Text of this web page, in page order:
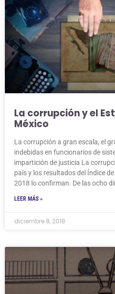
La corrupción y el
México
La corrupción a gran escala, el
indebidas en funcionarios de
impartición de justicia La
país y los resultados del Índice
2018 lo confirman. De las ocho
LEER MÁS »
diciembre 8, 2018